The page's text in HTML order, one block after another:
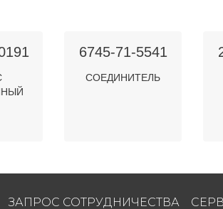
6745-71-5541
СОЕДИНИТЕЛЬ
ЗАПРОС СОТРУДНИЧЕСТВА